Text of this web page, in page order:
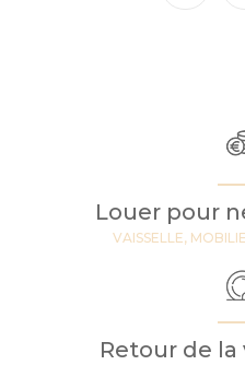
Louer pour
VAISSELLE,
Retour de la